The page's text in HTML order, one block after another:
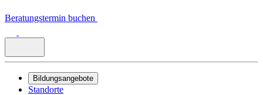
Beratungstermin buchen
Bildungsangebote
Standorte